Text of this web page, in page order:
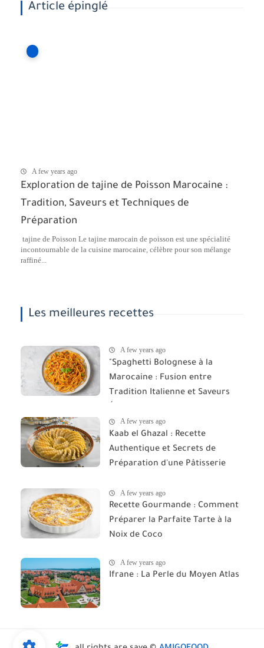
Article épinglé
A few years ago
Exploration de tajine de Poisson Marocaine :
Tradition, Saveurs et Techniques de
Préparation
tajine de Poisson Le tajine marocain de poisson est une spécialité
incontournable de la cuisine marocaine, célèbre pour son mélange
raffiné...
Les meilleures recettes
A few years ago
"Spaghetti Bolognese à la
Marocaine : Fusion entre
Tradition Italienne et Saveurs
A few years ago
Kaab el Ghazal : Recette
Authentique et Secrets de
Préparation d'une Pâtisserie
A few years ago
Recette Gourmande : Comment
Préparer la Parfaite Tarte à la
Noix de Coco
A few years ago
Ifrane : La Perle du Moyen Atlas